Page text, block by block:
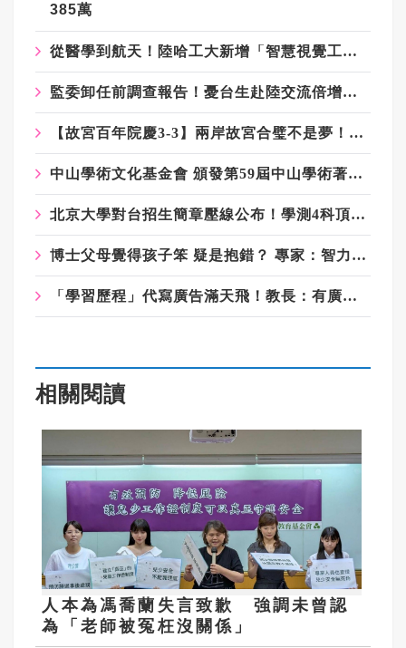
385萬
從醫學到航天！陸哈工大新增「智慧視覺工程系」引人注目
監委卸任前調查報告！憂台生赴陸交流倍增是統戰 賴士葆：台青終會認清台獨手段
【故宮百年院慶3-3】兩岸故宮合璧不是夢！《富春山居圖》曾立典範
中山學術文化基金會 頒發第59屆中山學術著作獎
北京大學對台招生簡章壓線公布！學測4科頂標、名額「寧缺毋濫」
博士父母覺得孩子笨 疑是抱錯？ 專家：智力遺傳非定論
「學習歷程」代寫廣告滿天飛！教長：有廣告不代表事實如此
相關閱讀
人本為馮喬蘭失言致歉 強調未曾認
為「老師被冤枉沒關係」